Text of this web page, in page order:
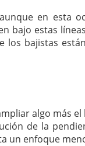
en esta
bajo estas
los bajistas
algo más
de la
un enfoque